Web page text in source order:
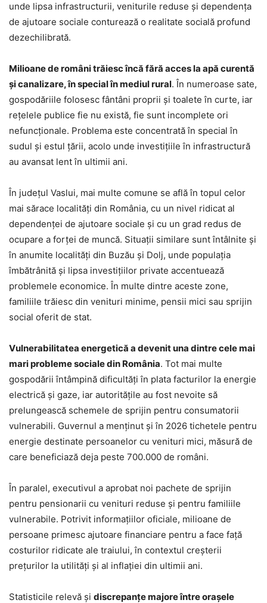
unde lipsa infrastructurii, veniturile reduse și dependența
de ajutoare sociale conturează o realitate socială profund
dezechilibrată.
Milioane de români trăiesc încă fără acces la apă curentă
și canalizare, în special în mediul rural. În numeroase sate,
gospodăriile folosesc fântâni proprii și toalete în curte, iar
rețelele publice fie nu există, fie sunt incomplete ori
nefuncționale. Problema este concentrată în special în
sudul și estul țării, acolo unde investițiile în infrastructură
au avansat lent în ultimii ani.
În județul Vaslui, mai multe comune se află în topul celor
mai sărace localități din România, cu un nivel ridicat al
dependenței de ajutoare sociale și cu un grad redus de
ocupare a forței de muncă. Situații similare sunt întâlnite și
în anumite localități din Buzău și Dolj, unde populația
îmbătrânită și lipsa investițiilor private accentuează
problemele economice. În multe dintre aceste zone,
familiile trăiesc din venituri minime, pensii mici sau sprijin
social oferit de stat.
Vulnerabilitatea energetică a devenit una dintre cele mai
mari probleme sociale din România. Tot mai multe
gospodării întâmpină dificultăți în plata facturilor la energie
electrică și gaze, iar autoritățile au fost nevoite să
prelungească schemele de sprijin pentru consumatorii
vulnerabili. Guvernul a menținut și în 2026 tichetele pentru
energie destinate persoanelor cu venituri mici, măsură de
care beneficiază deja peste 700.000 de români.
În paralel, executivul a aprobat noi pachete de sprijin
pentru pensionarii cu venituri reduse și pentru familiile
vulnerabile. Potrivit informațiilor oficiale, milioane de
persoane primesc ajutoare financiare pentru a face față
costurilor ridicate ale traiului, în contextul creșterii
prețurilor la utilități și al inflației din ultimii ani.
Statisticile relevă și discrepanțe majore între orașele